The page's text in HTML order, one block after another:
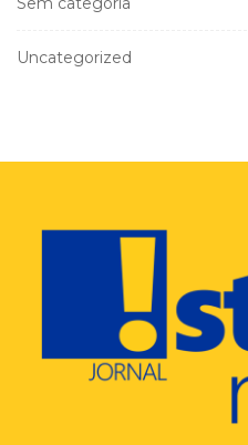
Uncategorized